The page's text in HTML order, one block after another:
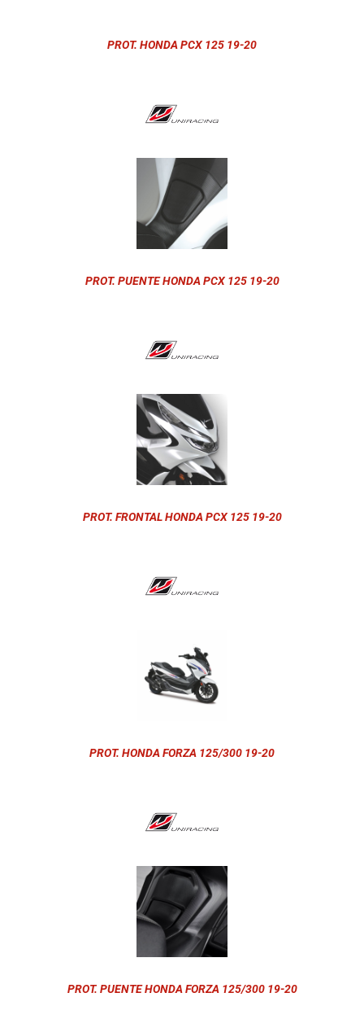
PROT. HONDA PCX 125 19-20
PROT. PUENTE HONDA PCX 125 19-20
PROT. FRONTAL HONDA PCX 125 19-20
PROT. HONDA FORZA 125/300 19-20
PROT. PUENTE HONDA FORZA 125/300 19-20